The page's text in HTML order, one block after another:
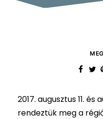
2017. augusztus 11. és
rendeztük meg a